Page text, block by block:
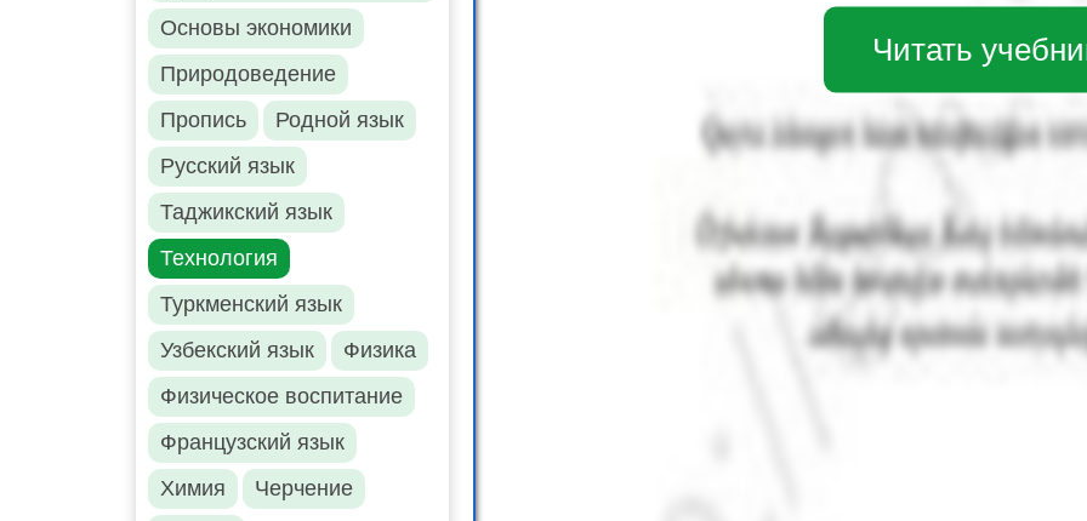
Основы экономики
Природоведение
Пропись
Родной язык
Русский язык
Таджикский язык
Технология
Туркменский язык
Узбекский язык
Физика
Физическое воспитание
Французский язык
Химия
Черчение
Читать